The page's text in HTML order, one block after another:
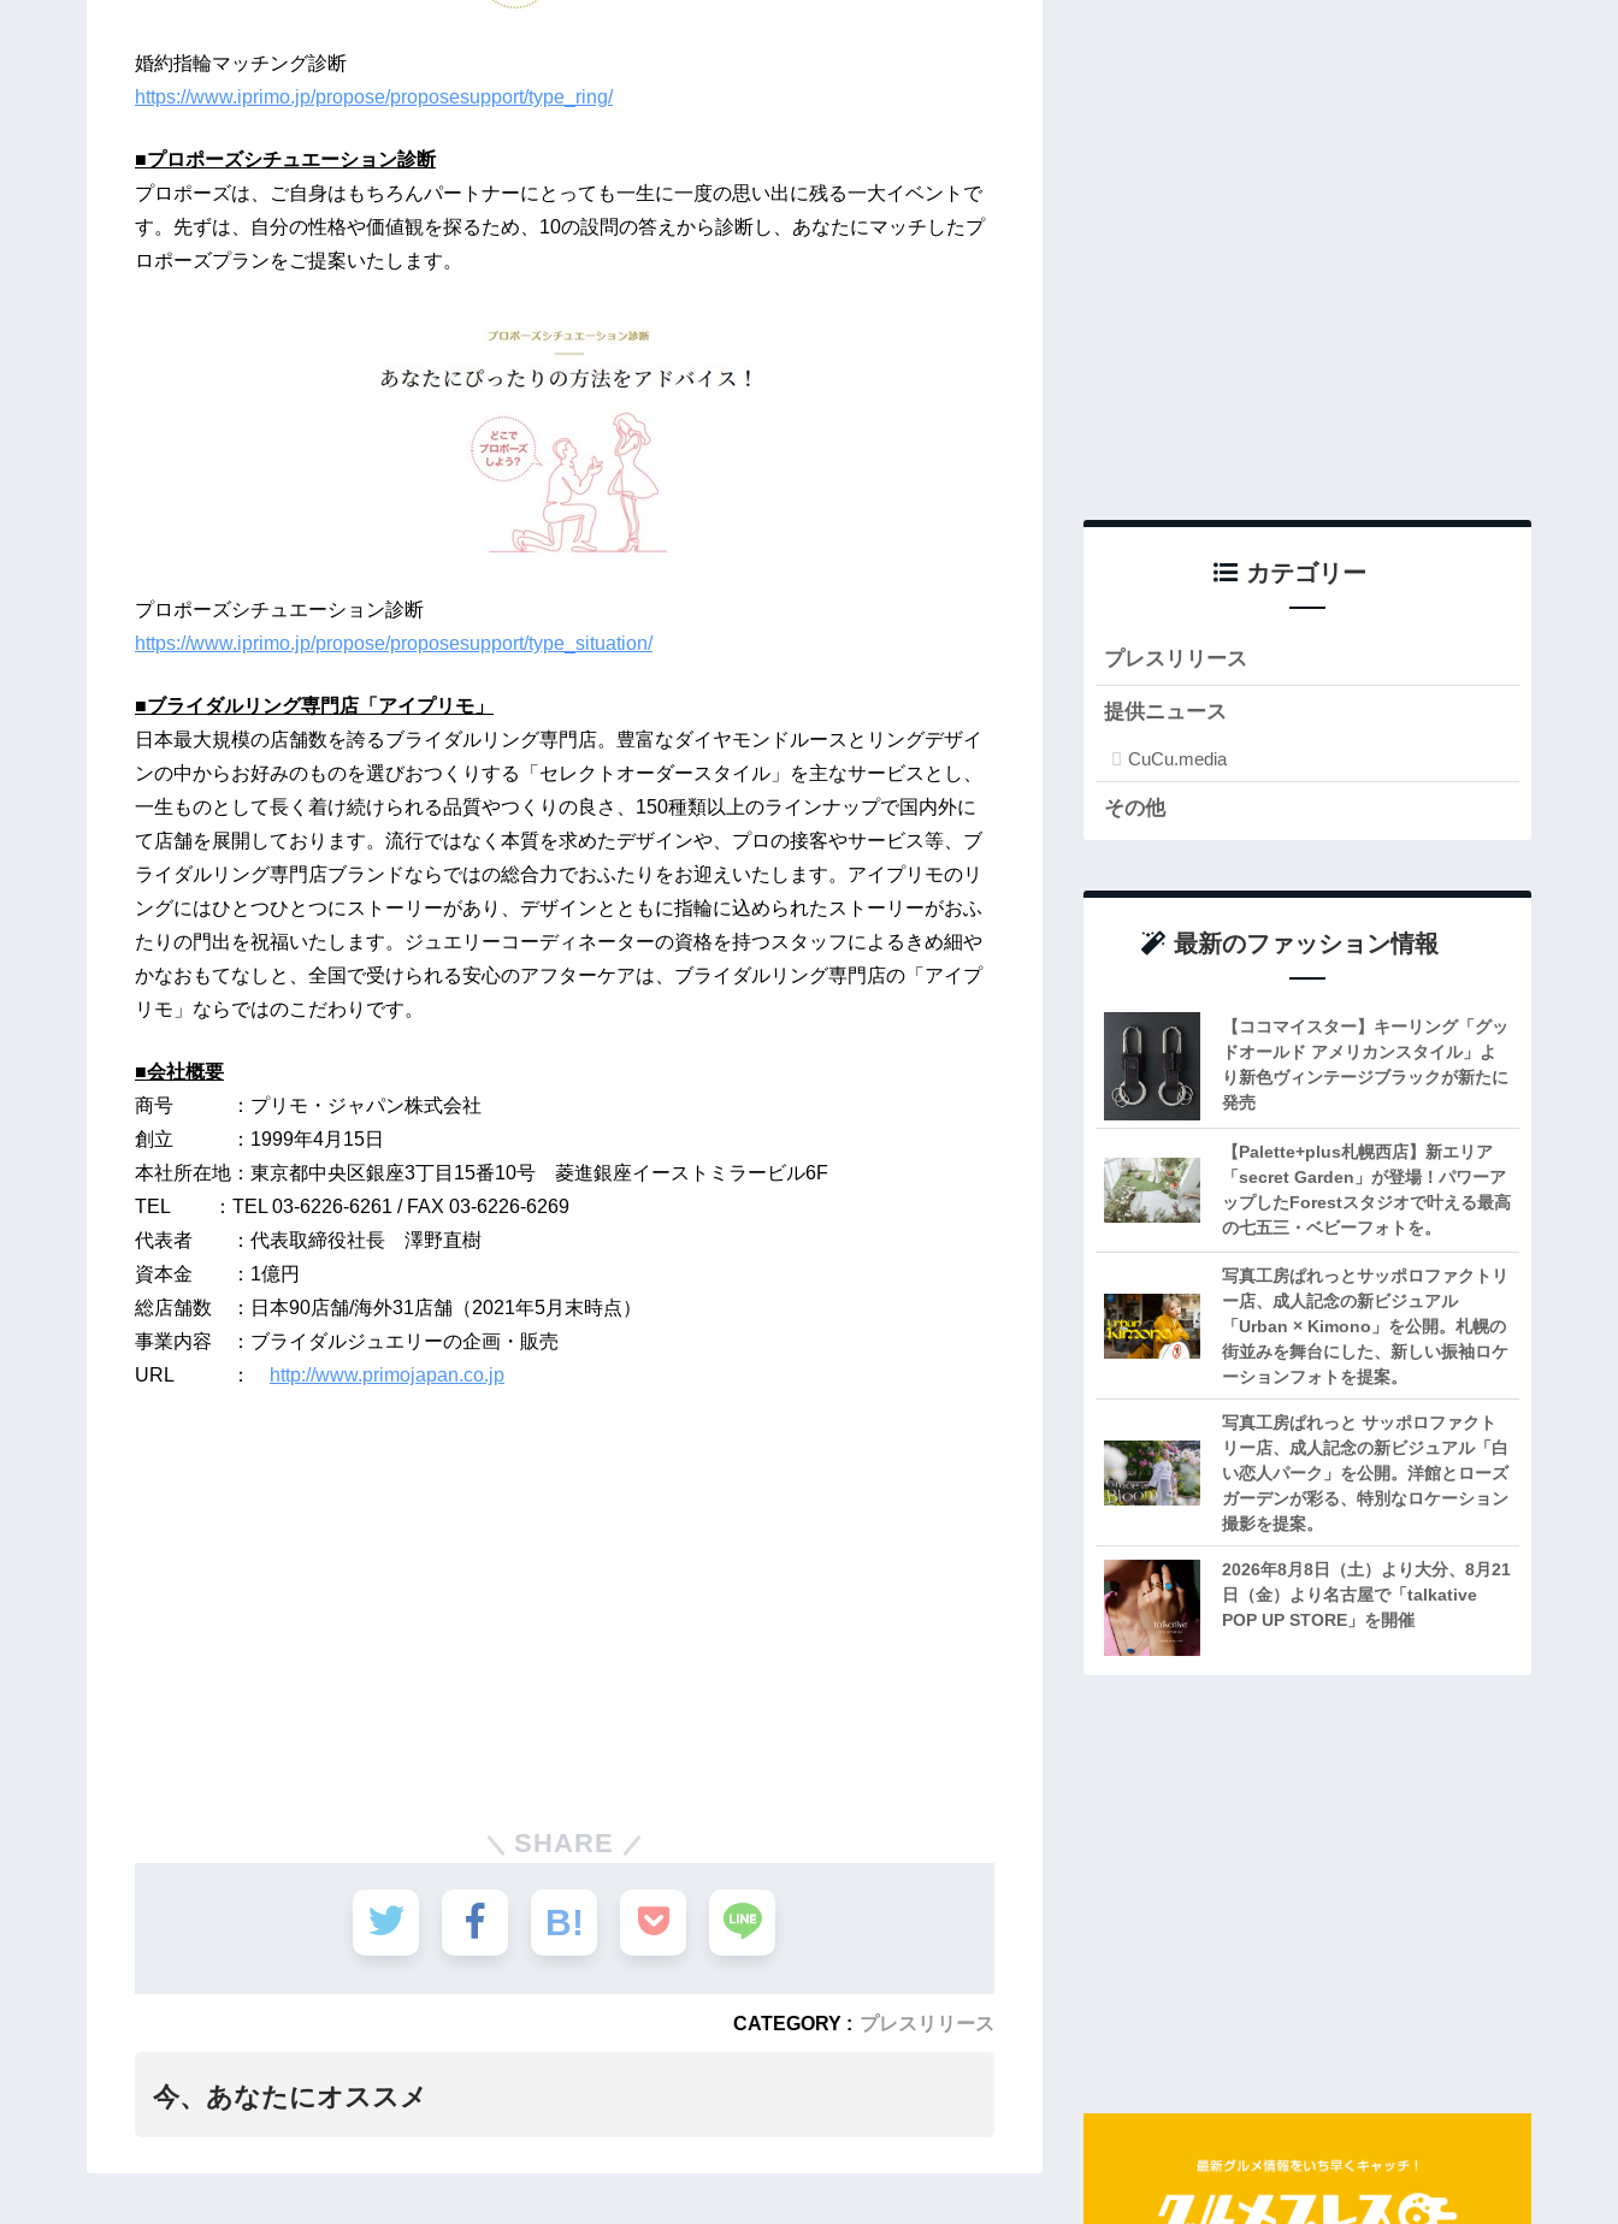
婚約指輪マッチング診断
https://www.iprimo.jp/propose/proposesupport/type_ring/
■プロポーズシチュエーション診断
プロポーズは、ご自身はもちろんパートナーにとっても一生に一度の思い出に残る一大イベントで
す。先ずは、自分の性格や価値観を探るため、10の設問の答えから診断し、あなたにマッチしたプ
ロポーズプランをご提案いたします。
プロポーズシチュエーション診断
https://www.iprimo.jp/propose/proposesupport/type_situation/
■ブライダルリング専門店 「アイプリモ」
日本最大規模の店舗数を誇るブライダルリング専門店。豊富なダイヤモンドルースとリングデザイ
ンの中からお好みのものを選びおつくりする「セレクトオーダースタイル」を主なサービスとし、
一生ものとして長く着け続けられる品質やつくりの良さ、150種類以上のラインナップで国内外に
て店舗を展開しております。流行ではなく本質を求めたデザインや、プロの接客やサービス等、ブ
ライダルリング専門店ブランドならではの総合力でおふたりをお迎えいたします。アイプリモのリ
ングにはひとつひとつにストーリーがあり、デザインとともに指輪に込められたストーリーがおふ
たりの門出を祝福いたします。ジュエリーコーディネーターの資格を持つスタッフによるきめ細や
かなおもてなしと、全国で受けられる安心のアフターケアは、ブライダルリング専門店の「アイプ
リモ」ならではのこだわりです。
■会社概要
商号 ：プリモ・ジャパン株式会社
創立 ：1999年4月15日
本社所在地：東京都中央区銀座3丁目15番10号 菱進銀座イーストミラービル6F
TEL ：TEL 03-6226-6261 / FAX 03-6226-6269
代表者 ：代表取締役社長 澤野直樹
資本金 ：1億円
総店舗数 ：日本90店舗/海外31店舗（2021年5月末時点）
事業内容 ：ブライダルジュエリーの企画・販売
URL ：
http://www.primojapan.co.jp
SHARE
CATEGORY : プレスリリース
今、あなたにオススメ
カテゴリー
プレスリリース
提供ニュース
CuCu.media
その他
最新のファッション情報
【ココマイスター】キーリング「グッ
ドオールド アメリカンスタイル」よ
り新色ヴィンテージブラックが新たに
発売
【Palette+plus札幌西店】新エリア
「secret Garden」が登場！パワーア
ップしたForestスタジオで叶える最高
の七五三・ベビーフォトを。
写真工房ぱれっとサッポロファクトリ
ー店、成人記念の新ビジュアル
「Urban × Kimono」を公開。札幌の
街並みを舞台にした、新しい振袖ロケ
ーションフォトを提案。
写真工房ぱれっと サッポロファクト
リー店、成人記念の新ビジュアル「白
い恋人パーク」を公開。洋館とローズ
ガーデンが彩る、特別なロケーション
撮影を提案。
2026年8月8日（土）より大分、8月21
日（金）より名古屋で「talkative
POP UP STORE」を開催